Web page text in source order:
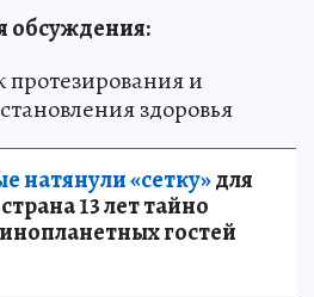
обсуждения:
протезирования и
здоровья
натянули «сетку»для
13 лет тайно
гостей